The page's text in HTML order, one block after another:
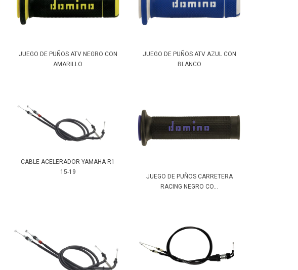
JUEGO DE PUÑOS ATV NEGRO CON
AMARILLO
JUEGO DE PUÑOS ATV AZUL CON
BLANCO
CABLE ACELERADOR YAMAHA R1
15-19
JUEGO DE PUÑOS CARRETERA
RACING NEGRO CO...